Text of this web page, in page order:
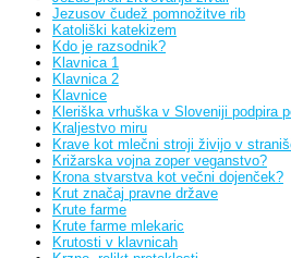
Jezusov čudež pomnožitve rib
Katoliški katekizem
Kdo je razsodnik?
Klavnica 1
Klavnica 2
Klavnice
Kleriška vrhuška v Sloveniji podpira
Kraljestvo miru
Krave kot mlečni stroji živijo v
Križarska vojna zoper veganstvo?
Krona stvarstva kot večni dojenček?
Krut značaj pravne države
Krute farme
Krute farme mlekaric
Krutosti v klavnicah